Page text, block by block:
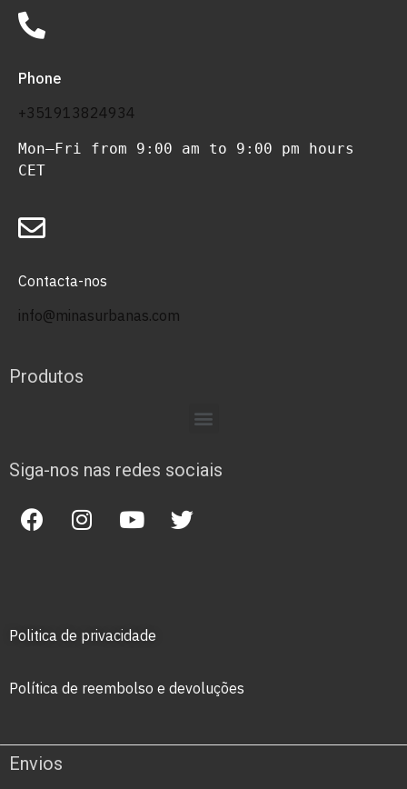
Phone
+351913824934
Mon–Fri from 9:00 am to 9:00 pm hours
CET
Contacta-nos
info@minasurbanas.com
Produtos
Siga-nos nas redes sociais
Politica de privacidade
Política de reembolso e devoluções
Envios